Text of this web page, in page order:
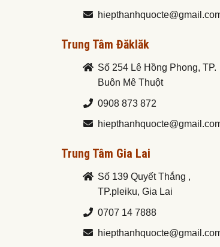
Trung Tâm Đăklăk
Số 254 Lê Hồng Phong, TP.
Buôn Mê Thuột
0908 873 872
Trung Tâm Gia Lai
Số 139 Quyết Thắng ,
TP.pleiku, Gia Lai
0707 14 7888